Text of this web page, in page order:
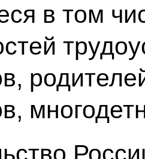
в том